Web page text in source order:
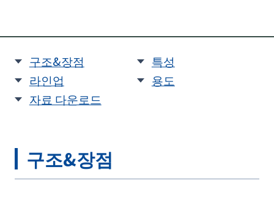
구조&장점
특성
라인업
용도
자료 다운로드
구조&장점